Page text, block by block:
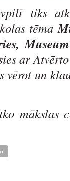
tiks
tēma
ar
un
mākslas